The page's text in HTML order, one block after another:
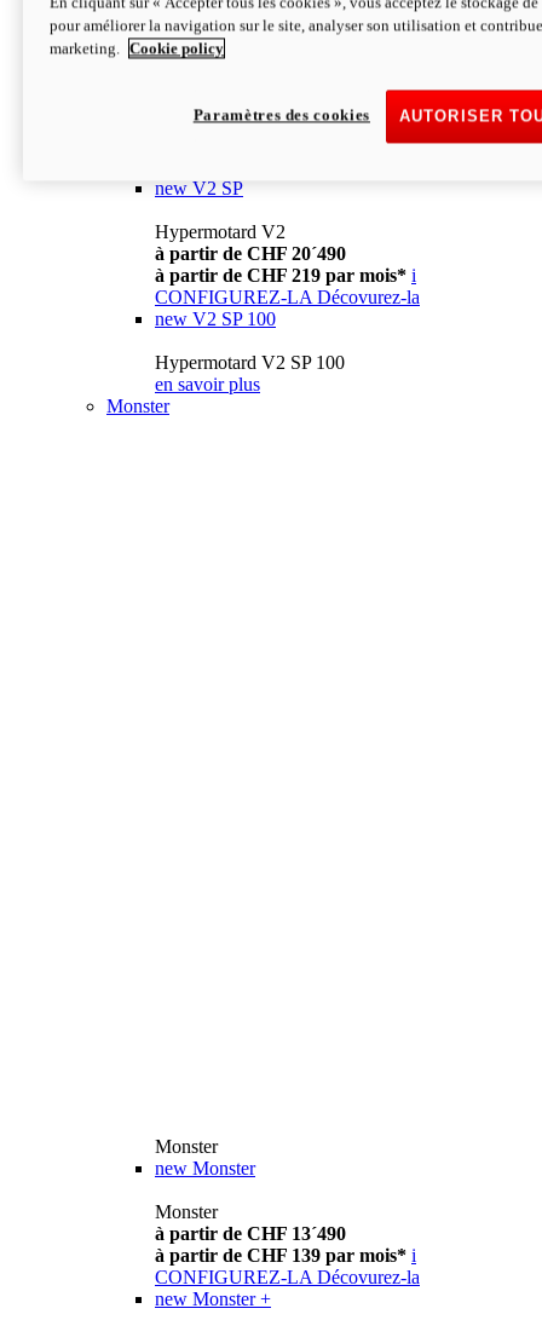
à partir de CHF 13´990 i
CONFIGUREZ-LA Décovurez-la
newV2
à partir de CHF 15´990
à partir de CHF 169 par mois* i
new V2 SP
Hypermotard V2
à partir de CHF 20´490
à partir de CHF 219 par mois* i
CONFIGUREZ-LA Décovurez-la
new V2 SP 100
Hypermotard V2 SP 100
en savoir plus
Monster
Monster
new Monster
Monster
à partir de CHF 13´490
à partir de CHF 139 par mois* i
CONFIGUREZ-LA Décovurez-la
new Monster +
pour améliorer la navigation sur le site, analyser son utilisation et
marketing.
Cookie policy
AUTORISER
Paramètres des cookies